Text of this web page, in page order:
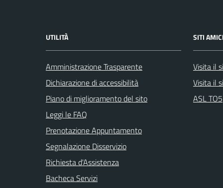
UTILITÀ
Amministrazione Trasparente
Dichiarazione di accessibilità
Piano di miglioramento del sito
Leggi le FAQ
Prenotazione Appuntamento
Segnalazione Disservizio
Richiesta d'Assistenza
Bacheca Servizi
SITI AMICI
Visita il
Visita il
ASL TO5